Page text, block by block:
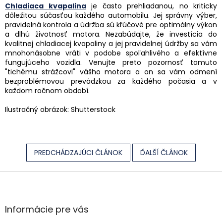
Chladiaca kvapalinaje často prehliadanou, no kriticky
dôležitou súčasťou každého automobilu. Jej správny výber,
pravidelná kontrola a údržba sú kľúčové pre optimálny výkon
a dlhú životnosť motora. Nezabúdajte, že investícia do
kvalitnej chladiacej kvapaliny a jej pravidelnej údržby sa vám
mnohonásobne vráti v podobe spoľahlivého a efektívne
fungujúceho vozidla. Venujte preto pozornosť tomuto
"tichému strážcovi" vášho motora a on sa vám odmení
bezproblémovou prevádzkou za každého počasia a v
každom ročnom období.
Ilustračný obrázok: Shutterstock
PREDCHÁDZAJÚCI ČLÁNOK ĎALŠÍ ČLÁNOK
Zápätie
Informácie pre vás